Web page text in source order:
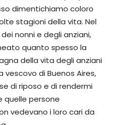
dimentichiamo coloro
stagioni della vita. Nel
nonni e degli anziani,
quanto spesso la
della vita degli anziani
vescovo di Buenos Aires,
di riposo e di rendermi
persone
vedevano i loro cari da